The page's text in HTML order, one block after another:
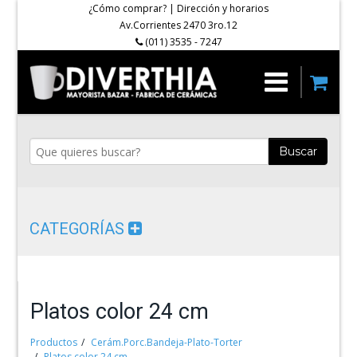
¿Cómo comprar? | Dirección y horarios
Av.Corrientes 2470 3ro.12
(011) 3535 - 7247
Buscar
CATEGORÍAS
Platos color 24 cm
Productos
Cerám.Porc.Bandeja-Plato-Torter